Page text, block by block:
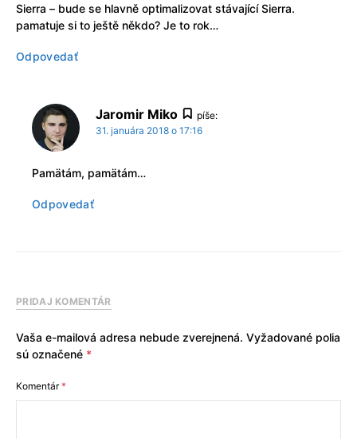
Sierra – bude se hlavně optimalizovat stávající Sierra.
pamatuje si to ještě někdo? Je to rok…
Odpovedať
Jaromir Miko
píše:
31. januára 2018 o 17:16
Pamätám, pamätám…
Odpovedať
PRIDAJ KOMENTÁR
Vaša e-mailová adresa nebude zverejnená. Vyžadované polia
sú označené *
Komentár*